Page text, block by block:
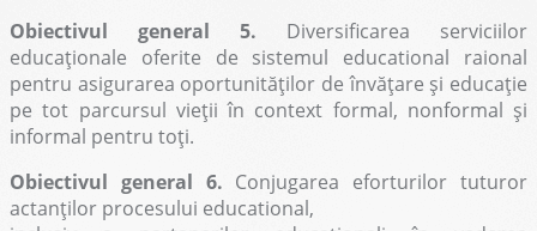
Obiectivul general 5. Diversificarea serviciilor
educaționale oferite de sistemul educational raional
pentru asigurarea oportunităților de învățare și educație
pe tot parcursul vieții în context formal, nonformal și
informal pentru toți.
Obiectivul general 6. Conjugarea eforturilor tuturor
actanților procesului educational,